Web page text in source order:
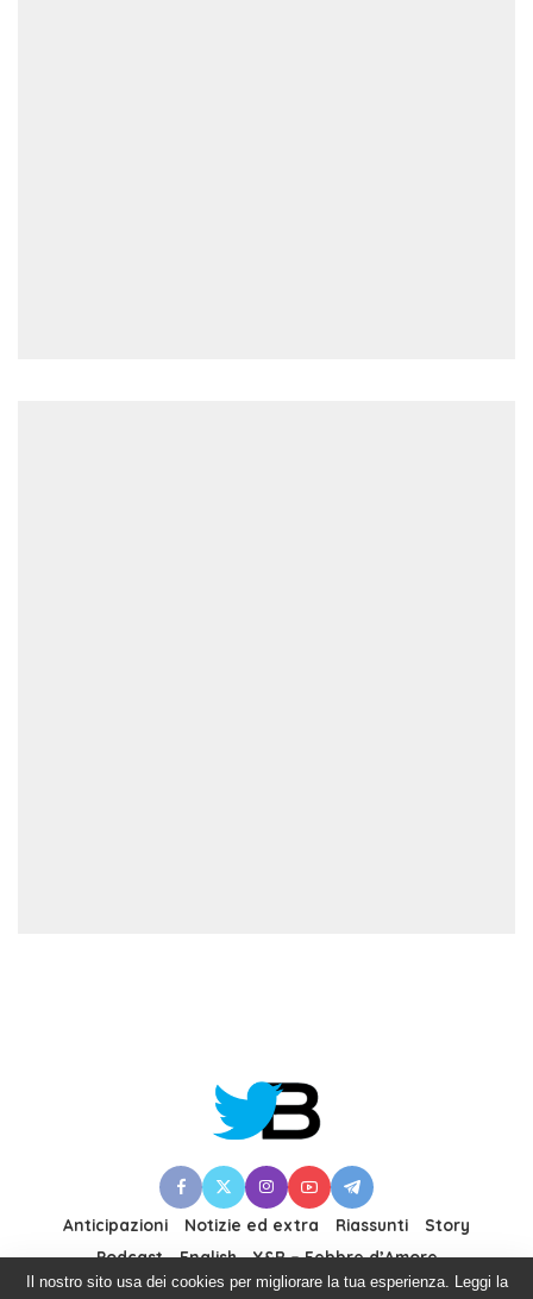
Anticipazioni Notizie ed extra Riassunti
Story
Podcast
English Y&R – Febbre d’Amore
Il nostro sito usa dei cookies per migliorare la tua esperienza. Leggi la